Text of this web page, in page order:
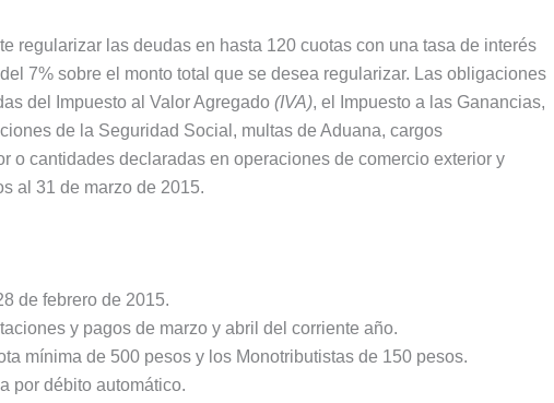
regularizar las deudas en hasta 120 cuotas con una tasa de interés
7% sobre el monto total que se desea regularizar. Las obligaciones
del Impuesto al Valor Agregado (IVA), el Impuesto a las Ganancias,
de la Seguridad Social, multas de Aduana, cargos
o cantidades declaradas en operaciones de comercio exterior y
al 31 de marzo de 2015.
de febrero de 2015.
y pagos de marzo y abril del corriente año.
mínima de 500 pesos y los Monotributistas de 150 pesos.
por débito automático.